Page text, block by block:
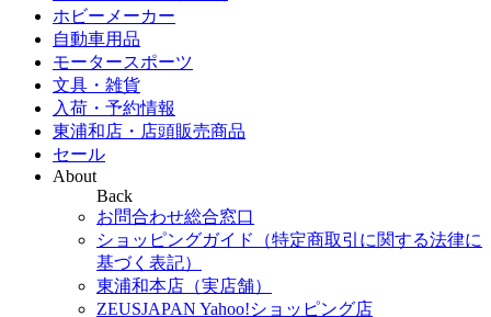
ホビーメーカー
自動車用品
モータースポーツ
文具・雑貨
入荷・予約情報
東浦和店・店頭販売商品
セール
About
Back
お問合わせ総合窓口
ショッピングガイド（特定商取引に関する法律に
基づく表記）
東浦和本店（実店舗）
ZEUSJAPAN Yahoo!ショッピング店